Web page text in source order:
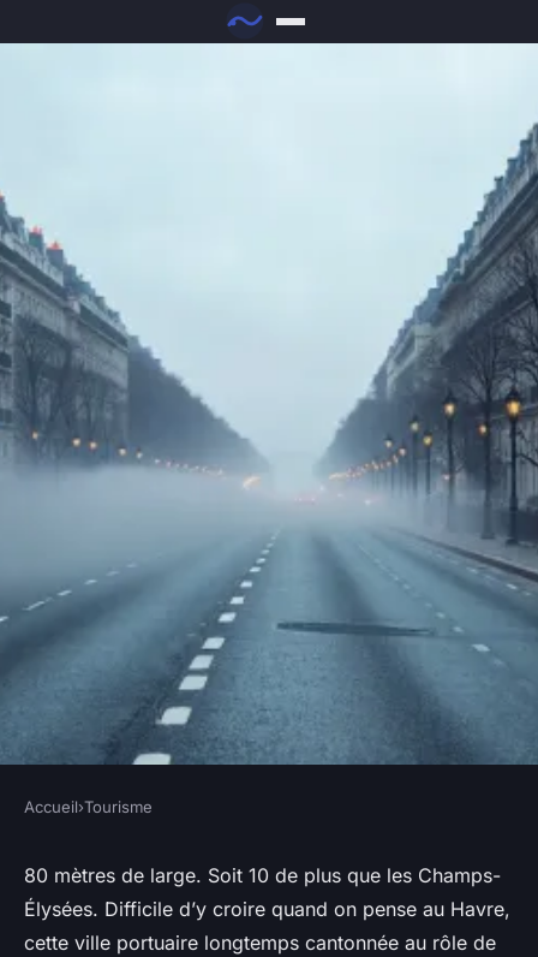
Découvrez l'Avenue Foch : le
joyau méconnu de Paris
Accueil›Tourisme
80 mètres de large. Soit 10 de plus que les Champs-
Élysées. Difficile d’y croire quand on pense au Havre,
cette ville portuaire longtemps cantonnée au rôle de